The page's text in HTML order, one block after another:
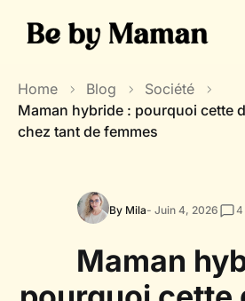
Home Blog
Société
Maman hybride : pourquoi cette
chez tant de femmes
By Mila- Juin 4, 2026 4
Maman